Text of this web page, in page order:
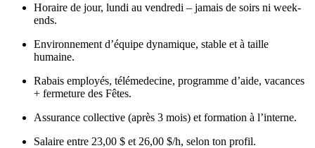
Horaire de jour, lundi au vendredi – jamais de soirs ni week-
ends.
Environnement d’équipe dynamique, stable et à taille
humaine.
Rabais employés, télémedecine, programme d’aide, vacances
+ fermeture des Fêtes.
Assurance collective (après 3 mois) et formation à l’interne.
Salaire entre 23,00 $ et 26,00 $/h, selon ton profil.